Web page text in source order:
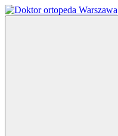
Przejdź
do